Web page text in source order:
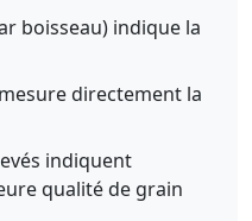
boisseau) indique la
directement la
indiquent
qualité de grain